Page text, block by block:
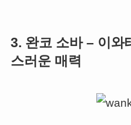
3. 완코 소바 – 이와
스러운 매력